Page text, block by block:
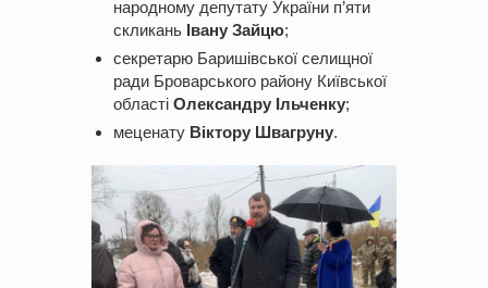
народному депутату України п’яти
скликань Івану Зайцю;
секретарю Баришівської селищної
ради Броварського району Київської
області Олександру Ільченку;
меценату Віктору Швагруну.